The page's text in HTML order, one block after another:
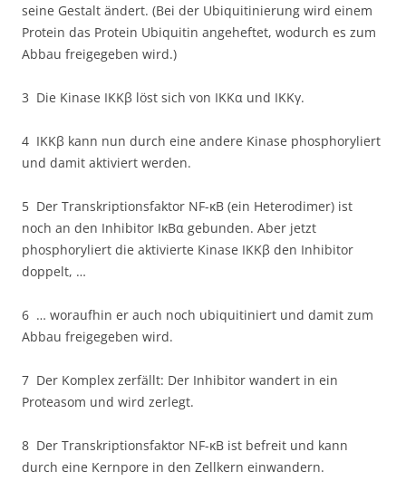
seine Gestalt ändert. (Bei der Ubiquitinierung wird einem
Protein das Protein Ubiquitin angeheftet, wodurch es zum
Abbau freigegeben wird.)
3 Die Kinase IKKβ löst sich von IKKα und IKKγ.
4 IKKβ kann nun durch eine andere Kinase phosphoryliert
und damit aktiviert werden.
5 Der Transkriptionsfaktor NF-κB (ein Heterodimer) ist
noch an den Inhibitor IκBα gebunden. Aber jetzt
phosphoryliert die aktivierte Kinase IKKβ den Inhibitor
doppelt, …
6 … woraufhin er auch noch ubiquitiniert und damit zum
Abbau freigegeben wird.
7 Der Komplex zerfällt: Der Inhibitor wandert in ein
Proteasom und wird zerlegt.
8 Der Transkriptionsfaktor NF-κB ist befreit und kann
durch eine Kernpore in den Zellkern einwandern.